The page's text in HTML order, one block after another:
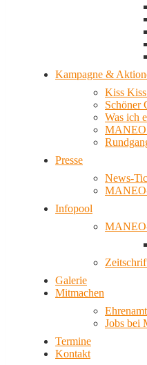
Kampagne &
Kiss
Schöner
Was ich
MANEO
Presse
News-
Infopool
Galerie
Mitmachen
Jobs bei
Termine
Kontakt